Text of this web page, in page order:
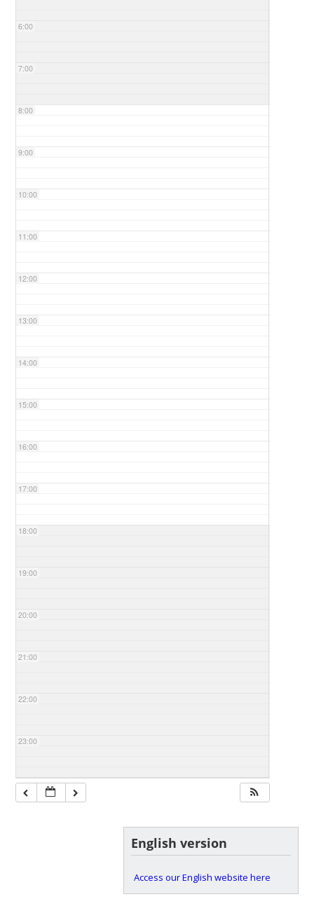
6:00
7:00
8:00
9:00
10:00
11:00
12:00
13:00
14:00
15:00
16:00
17:00
18:00
19:00
20:00
21:00
22:00
23:00
English version
Access our English website here